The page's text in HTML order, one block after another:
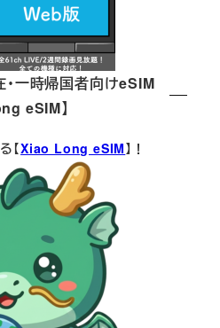
・一時帰国者向けeSIM
eSIM】
【Xiao Long eSIM】！